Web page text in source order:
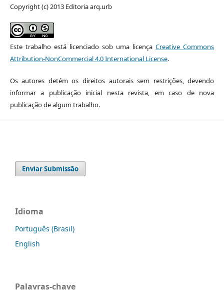
Copyright (c) 2013 Editoria arq.urb
Este trabalho está licenciado sob uma licençaCreative Commons
Attribution-NonCommercial 4.0 International License.
Os autores detém os direitos autorais sem restrições, devendo
informar a publicação inicial nesta revista, em caso de nova
publicação de algum trabalho.
Enviar Submissão
Idioma
Português (Brasil)
English
Palavras-chave